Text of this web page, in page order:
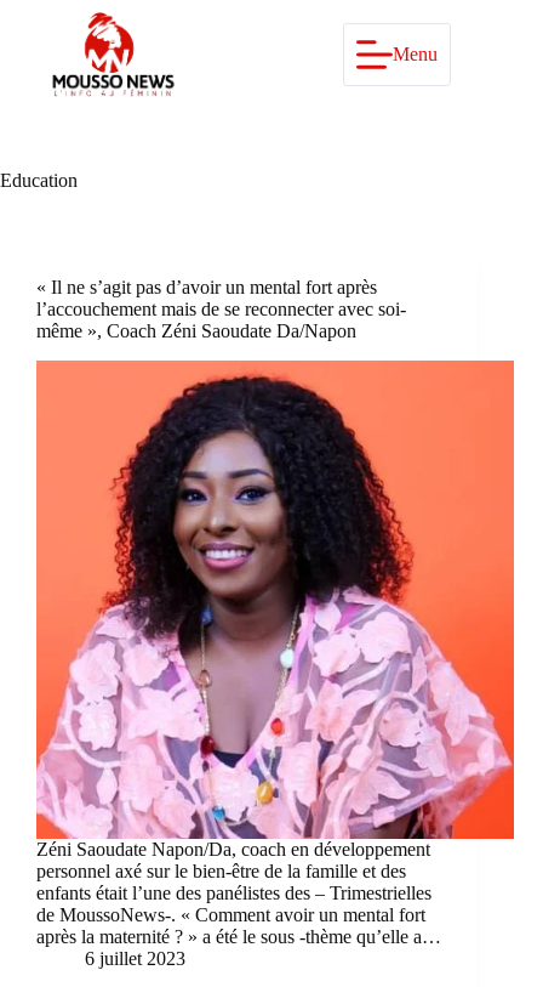
Menu
Education
« Il ne s’agit pas d’avoir un mental fort après
l’accouchement mais de se reconnecter avec soi-
même », Coach Zéni Saoudate Da/Napon
Zéni Saoudate Napon/Da, coach en développement
personnel axé sur le bien-être de la famille et des
enfants était l’une des panélistes des – Trimestrielles
de MoussoNews-. « Comment avoir un mental fort
après la maternité ? » a été le sous -thème qu’elle a…
6 juillet 2023